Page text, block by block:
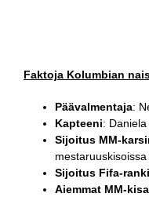
Faktoja Kolumbian
Päävalmentaja:
Kapteeni:
Sijoitus MM-
Sijoitus Fifa-
Aiemmat MM-